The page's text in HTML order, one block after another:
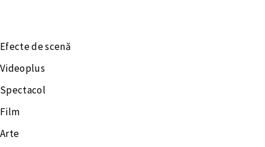
Efecte de scenă
Videoplus
Spectacol
Film
Arte